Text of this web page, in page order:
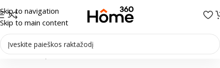
Skip to navigation
Skip to main content
Pradžia/Multi-Split sistemos/Vidiniai blokai